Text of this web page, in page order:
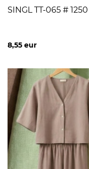
SINGL TT-065 #
8,55 eur